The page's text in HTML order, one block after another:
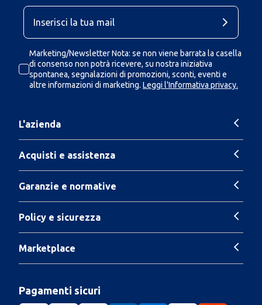
Marketing/Newsletter Nota: se non viene barrata la casella
di consenso non potrà ricevere, su nostra iniziativa
spontanea, segnalazioni di promozioni, sconti, eventi e
altre informazioni di marketing. Leggi l'Informativa privacy.
L'azienda
Acquisti e assistenza
Garanzie e normative
Policy e sicurezza
Marketplace
Pagamenti sicuri